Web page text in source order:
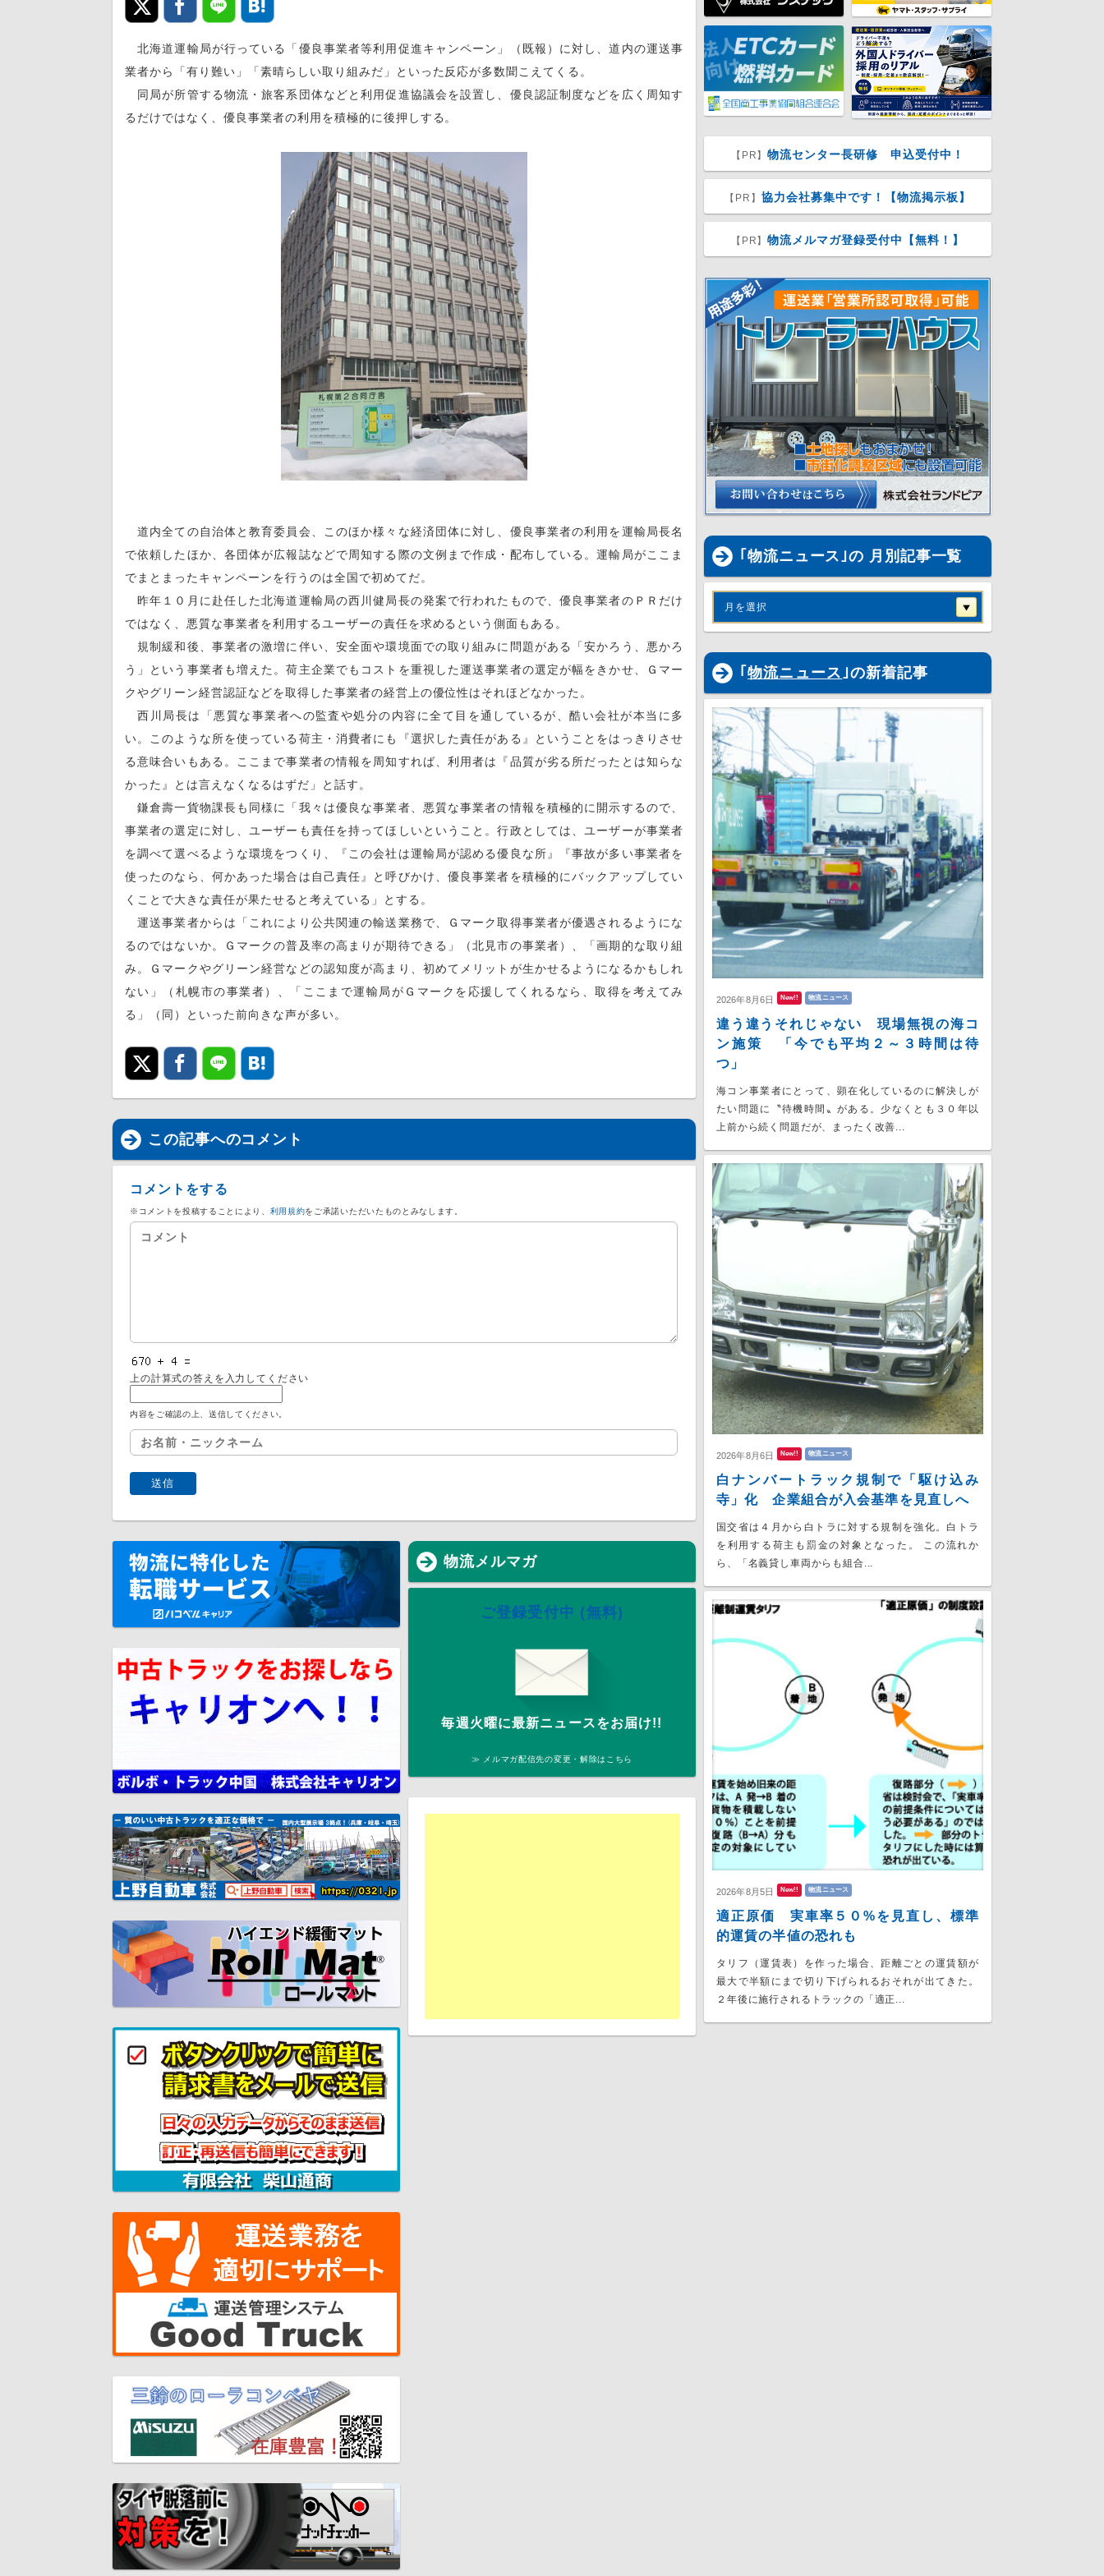
北海道運輸局が行っている「優良事業者等利用促進キャンペーン」（既報）に対し、道内の運送事
業者から「有り難い」「素晴らしい取り組みだ」といった反応が多数聞こえてくる。
同局が所管する物流・旅客系団体などと利用促進協議会を設置し、優良認証制度などを広く周知す
るだけではなく、優良事業者の利用を積極的に後押しする。
道内全ての自治体と教育委員会、このほか様々な経済団体に対し、優良事業者の利用を運輸局長名
で依頼したほか、各団体が広報誌などで周知する際の文例まで作成・配布している。運輸局がここま
でまとまったキャンペーンを行うのは全国で初めてだ。
昨年１０月に赴任した北海道運輸局の西川健局長の発案で行われたもので、優良事業者のＰＲだけ
ではなく、悪質な事業者を利用するユーザーの責任を求めるという側面もある。
規制緩和後、事業者の激増に伴い、安全面や環境面での取り組みに問題がある「安かろう、悪かろ
う」という事業者も増えた。荷主企業でもコストを重視した運送事業者の選定が幅をきかせ、Ｇマー
クやグリーン経営認証などを取得した事業者の経営上の優位性はそれほどなかった。
西川局長は「悪質な事業者への監査や処分の内容に全て目を通しているが、酷い会社が本当に多
い。このような所を使っている荷主・消費者にも『選択した責任がある』ということをはっきりさせ
る意味合いもある。ここまで事業者の情報を周知すれば、利用者は『品質が劣る所だったとは知らな
かった』とは言えなくなるはずだ」と話す。
鎌倉壽一貨物課長も同様に「我々は優良な事業者、悪質な事業者の情報を積極的に開示するので、
事業者の選定に対し、ユーザーも責任を持ってほしいということ。行政としては、ユーザーが事業者
を調べて選べるような環境をつくり、『この会社は運輸局が認める優良な所』『事故が多い事業者を
使ったのなら、何かあった場合は自己責任』と呼びかけ、優良事業者を積極的にバックアップしてい
くことで大きな責任が果たせると考えている」とする。
運送事業者からは「これにより公共関連の輸送業務で、Ｇマーク取得事業者が優遇されるようにな
るのではないか。Ｇマークの普及率の高まりが期待できる」（北見市の事業者）、「画期的な取り組
み。Ｇマークやグリーン経営などの認知度が高まり、初めてメリットが生かせるようになるかもしれ
ない」（札幌市の事業者）、「ここまで運輸局がＧマークを応援してくれるなら、取得を考えてみ
る」（同）といった前向きな声が多い。
この記事へのコメント
コメントをする
※コメントを投稿することにより、 利用規約をご承諾いただいたものとみなします。
上の計算式の答えを入力してください
内容をご確認の上、送信してください。
【PR】物流センター長研修 申込受付中！
【PR】 協力会社募集中です！【物流掲示板】
【PR】物流メルマガ登録受付中【無料！】
｢物流ニュース｣の 月別記事一覧
月を選択
｢ 物流ニュース ｣の新着記事
2026年8月6日 New!! 物流ニュース
違う違うそれじゃない 現場無視の海コ
ン施策 「今でも平均２～３時間は待
つ」
海コン事業者にとって、顕在化しているのに解決しが
たい問題に〝待機時間〟がある。少なくとも３０年以
上前から続く問題だが、まったく改善...
2026年8月6日 New!! 物流ニュース
白ナンバートラック規制で「駆け込み
寺」化 企業組合が入会基準を見直しへ
国交省は４月から白トラに対する規制を強化。白トラ
を利用する荷主も罰金の対象となった。 この流れか
ら、「名義貸し車両からも組合...
2026年8月5日 New!! 物流ニュース
適正原価 実車率５０%を見直し、標準
的運賃の半値の恐れも
タリフ（運賃表）を作った場合、距離ごとの運賃額が
最大で半額にまで切り下げられるおそれが出てきた。
２年後に施行されるトラックの「適正...
物流メルマガ
ご登録受付中 (無料)
毎週火曜に最新ニュースをお届け!!
≫ メルマガ配信先の変更・解除はこちら